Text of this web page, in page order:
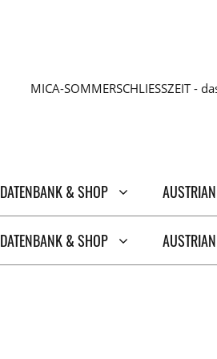
MICA-SOMMERSCHLIESSZEIT -
DATENBANK & SHOP
DATENBANK & SHOP